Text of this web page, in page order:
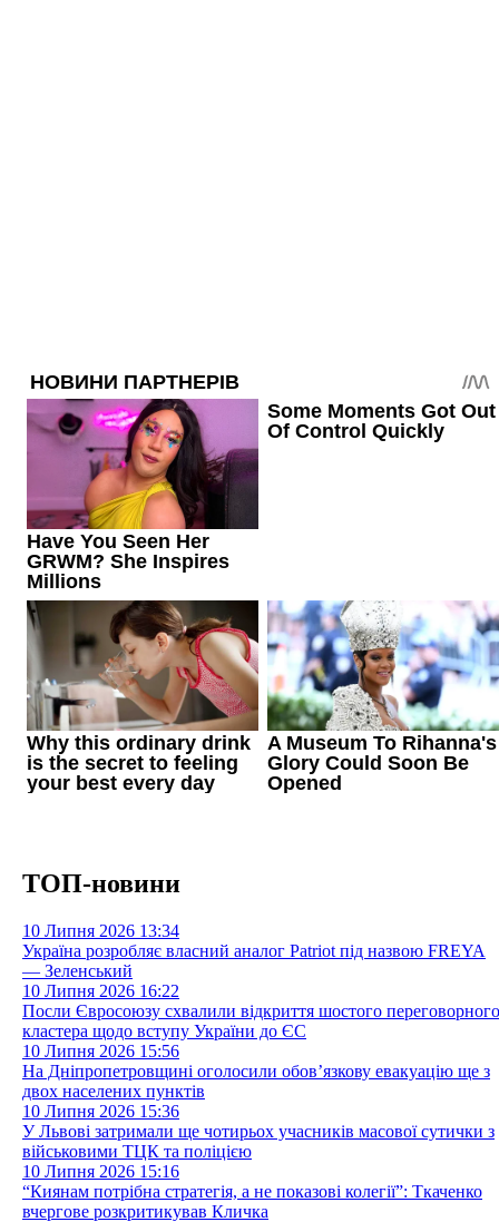
ТОП-новини
10 Липня 2026 13:34
Україна розробляє власний аналог Patriot під назвою FREYA
— Зеленський
10 Липня 2026 16:22
Посли Євросоюзу схвалили відкриття шостого переговорного
кластера щодо вступу України до ЄС
10 Липня 2026 15:56
На Дніпропетровщині оголосили обов’язкову евакуацію ще з
двох населених пунктів
10 Липня 2026 15:36
У Львові затримали ще чотирьох учасників масової сутички з
військовими ТЦК та поліцією
10 Липня 2026 15:16
“Киянам потрібна стратегія, а не показові колегії”: Ткаченко
вчергове розкритикував Кличка